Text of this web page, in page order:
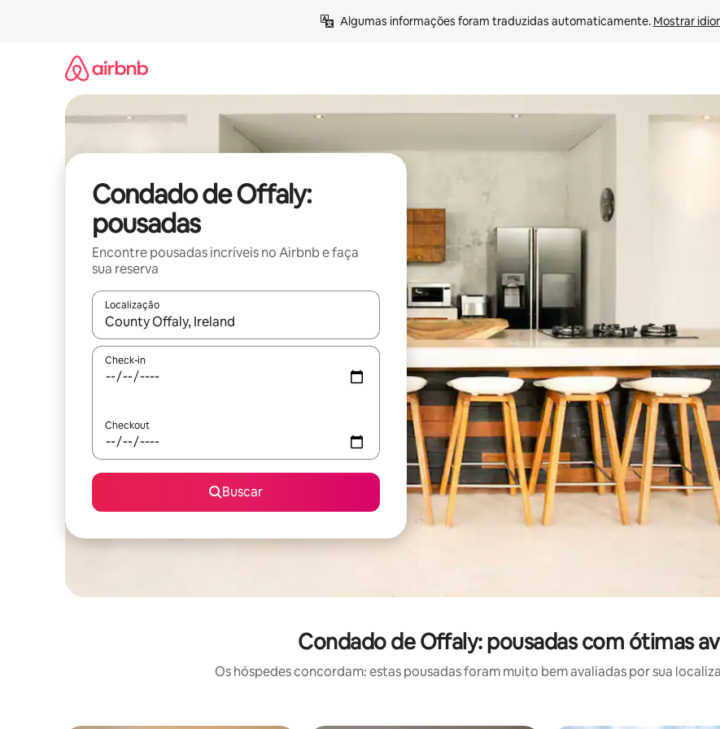
Algumas informações foram traduzidas automaticamente. Mostrar
Condado de Offaly:
pousadas
Encontre pousadas incríveis no Airbnb e faça
sua reserva
Localização
Quando os resultados estiverem disponíveis, explore-os usando as seta para cima e para baixo do teclado ou
Check-in
Checkout
Buscar
Condado de Offaly: pousadas com ótimas
Os hóspedes concordam: estas pousadas foram muito bem avaliadas por sua